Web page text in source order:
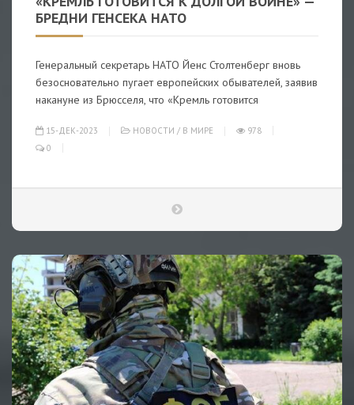
БРЕДНИ ГЕНСЕКА НАТО
Генеральный секретарь НАТО Йенс Столтенберг вновь
безосновательно пугает европейских обывателей, заявив
накануне из Брюсселя, что «Кремль готовится
15-ДЕК-2023 НОВОСТИ / В МИРЕ
978
0